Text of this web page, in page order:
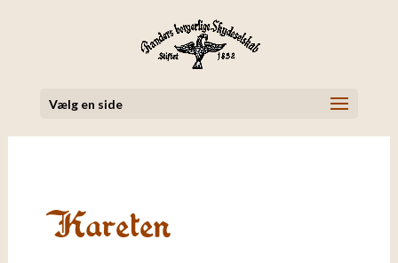
Vælg en side
Kareten